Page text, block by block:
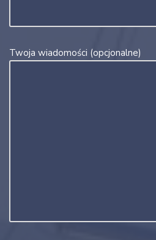
Twoja wiadomości (opcjonalne)